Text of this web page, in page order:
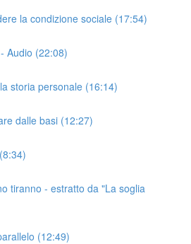
la condizione sociale (17:54)
Audio (22:08)
storia personale (16:14)
dalle basi (12:27)
tiranno - estratto da "La soglia
(12:49)